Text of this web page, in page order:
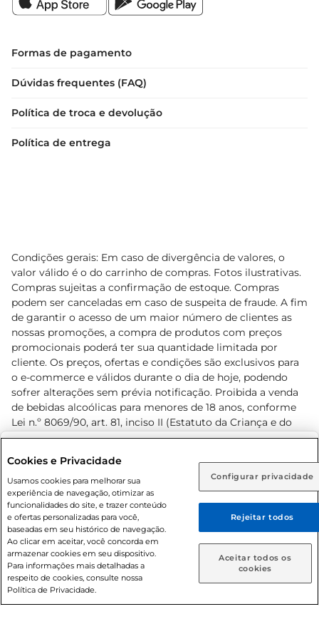
Rio de Janeiro (RJ) Goiás (GO)
Ou
Caso queira comprar online, informe como deseja receber
suas compras:
Entrega em casa Retire em Loja
Formas de pagamento
Dúvidas frequentes (FAQ)
Política de troca e devolução
Política de entrega
Condições gerais: Em caso de divergência de valores, o
valor válido é o do carrinho de compras. Fotos ilustrativas.
Compras sujeitas a confirmação de estoque. Compras
podem ser canceladas em caso de suspeita de fraude. A fim
de garantir o acesso de um maior número de clientes as
nossas promoções, a compra de produtos com preços
promocionais poderá ter sua quantidade limitada por
cliente. Os preços, ofertas e condições são exclusivos para
o e-commerce e válidos durante o dia de hoje, podendo
sofrer alterações sem prévia notificação. Proibida a venda
de bebidas alcoólicas para menores de 18 anos, conforme
Lei n.º 8069/90, art. 81, inciso II (Estatuto da Criança e do
Adolescente). Preços e condições exclusivos para o
prévio. O valor mínimo para as compras on-line é de R$
80,00.
© 2026 Copyright. Todos os direitos
reservados Prezunic.
Cookies e Privacidade
Usamos cookies para melhorar sua
experiência de navegação, otimizar as
funcionalidades do site, e trazer conteúdo
e ofertas personalizadas para você,
baseadas em seu histórico de navegação.
Ao clicar em aceitar, você concorda em
armazenar cookies em seu dispositivo.
Para informações mais detalhadas a
respeito de cookies, consulte nossa
Política de Privacidade.
Configurar privacidade
Rejeitar todos
Aceitar todos os
cookies